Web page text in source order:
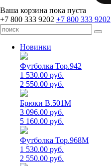
Ваша корзина пока пуста
+7 800 333 9202 +7 800 333 9202
Новинки
Футболка Top.942
1 530.00 руб.
2 550.00 руб.
Брюки B.501M
3 096.00 руб.
5 160.00 руб.
Футболка Top.968M
1 530.00 руб.
2 550.00 руб.